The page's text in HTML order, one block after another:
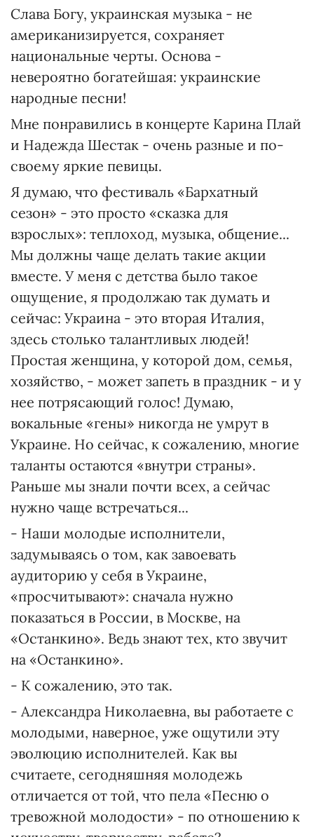
Слава Богу, украинская музыка - не
американизируется, сохраняет
национальные черты. Основа -
невероятно богатейшая: украинские
народные песни!
Мне понравились в концерте Карина Плай
и Надежда Шестак - очень разные и по-
своему яркие певицы.
Я думаю, что фестиваль «Бархатный
сезон» - это просто «сказка для
взрослых»: теплоход, музыка, общение...
Мы должны чаще делать такие акции
вместе. У меня с детства было такое
ощущение, я продолжаю так думать и
сейчас: Украина - это вторая Италия,
здесь столько талантливых людей!
Простая женщина, у которой дом, семья,
хозяйство, - может запеть в праздник - и у
нее потрясающий голос! Думаю,
вокальные «гены» никогда не умрут в
Украине. Но сейчас, к сожалению, многие
таланты остаются «внутри страны».
Раньше мы знали почти всех, а сейчас
нужно чаще встречаться...
- Наши молодые исполнители,
задумываясь о том, как завоевать
аудиторию у себя в Украине,
«просчитывают»: сначала нужно
показаться в России, в Москве, на
«Останкино». Ведь знают тех, кто звучит
на «Останкино».
- К сожалению, это так.
- Александра Николаевна, вы работаете с
молодыми, наверное, уже ощутили эту
эволюцию исполнителей. Как вы
считаете, сегодняшняя молодежь
отличается от той, что пела «Песню о
тревожной молодости» - по отношению к